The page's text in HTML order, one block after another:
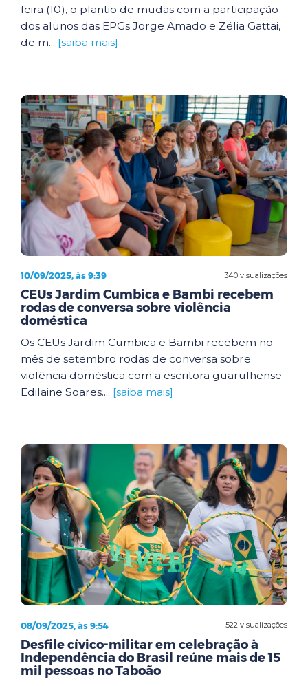
feira (10), o plantio de mudas com a participação
dos alunos das EPGs Jorge Amado e Zélia Gattai,
de m... [saiba mais]
340 visualizações
10/09/2025, às 9:39
CEUs Jardim Cumbica e Bambi recebem
rodas de conversa sobre violência
doméstica
Os CEUs Jardim Cumbica e Bambi recebem no
mês de setembro rodas de conversa sobre
violência doméstica com a escritora guarulhense
Edilaine Soares.... [saiba mais]
522 visualizações
08/09/2025, às 9:54
Desfile cívico-militar em celebração à
Independência do Brasil reúne mais de 15
mil pessoas no Taboão